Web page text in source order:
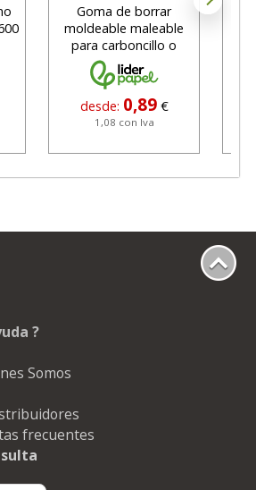
Goma de borrar
moldeable maleable
para carboncillo o
grafito
desde: 0,89 €
1,08 con Iva
?
Somos
frecuentes